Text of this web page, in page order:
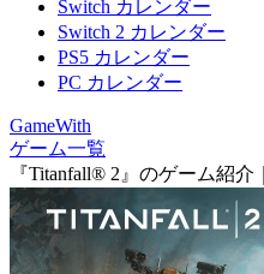
Switch カレンダー
Switch 2 カレンダー
PS5 カレンダー
PC カレンダー
GameWith
ゲーム一覧
『Titanfall® 2』のゲーム紹